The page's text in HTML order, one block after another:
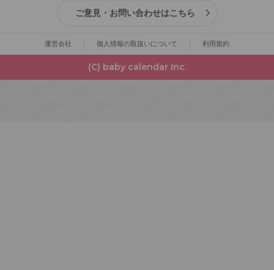
ご意見・お問い合わせはこちら
運営会社 個人情報の取扱いについて 利用規約
(C) baby calendar Inc.